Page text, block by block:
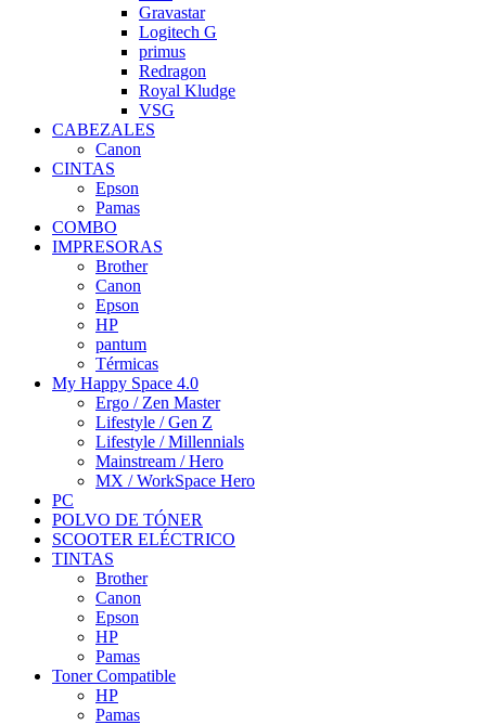
Gravastar
Logitech G
primus
Redragon
Royal Kludge
VSG
CABEZALES
Canon
CINTAS
Epson
Pamas
COMBO
IMPRESORAS
Brother
Canon
Epson
HP
pantum
Térmicas
My Happy Space 4.0
Ergo / Zen Master
Lifestyle / Gen Z
Lifestyle / Millennials
Mainstream / Hero
MX / WorkSpace Hero
PC
POLVO DE TÓNER
SCOOTER ELÉCTRICO
TINTAS
Brother
Canon
Epson
HP
Pamas
Toner Compatible
HP
Pamas